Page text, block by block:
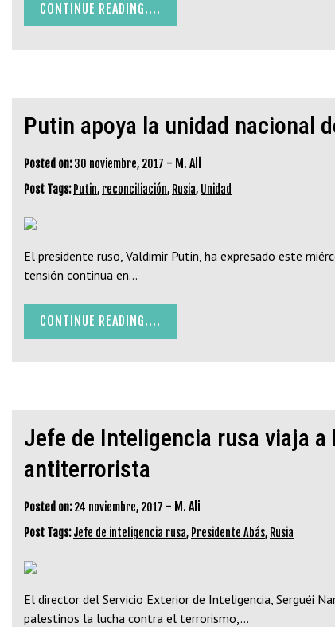
CONTINUE READING....
Putin apoya la unidad nacional
Posted on: 30 noviembre, 2017 - M. Ali
Post Tags: Putin, reconciliación, Rusia, Unidad
El presidente ruso, Valdimir Putin, ha expresado este
tensión continua en…
CONTINUE READING....
Jefe de Inteligencia rusa viaja
antiterrorista
Posted on: 24 noviembre, 2017 - M. Ali
Post Tags:Jefe de inteligencia rusa, Presidente Abás, Rusia
El director del Servicio Exterior de Inteligencia, Serguéi
palestinos la lucha contra el terrorismo,…